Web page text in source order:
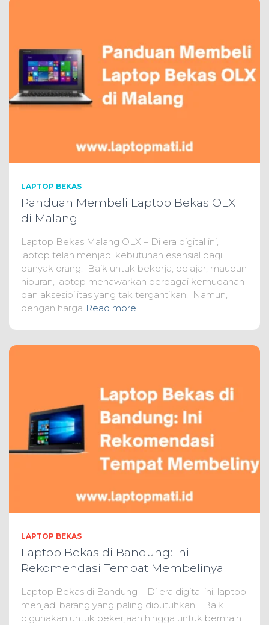
LAPTOP BEKAS
Panduan Membeli Laptop Bekas OLX
di Malang
Laptop Bekas Malang OLX – Di era digital ini,
laptop telah menjadi kebutuhan esensial bagi
banyak orang. Baik untuk bekerja, belajar, maupun
hiburan, laptop menawarkan berbagai kemudahan
dan aksesibilitas yang tak tergantikan. Namun,
dengan harga Read more
LAPTOP BEKAS
Laptop Bekas di Bandung: Ini
Rekomendasi Tempat Membelinya
Laptop Bekas di Bandung – Di era digital ini, laptop
menjadi barang yang paling dibutuhkan.. Baik
digunakan untuk pekerjaan hingga untuk bermain